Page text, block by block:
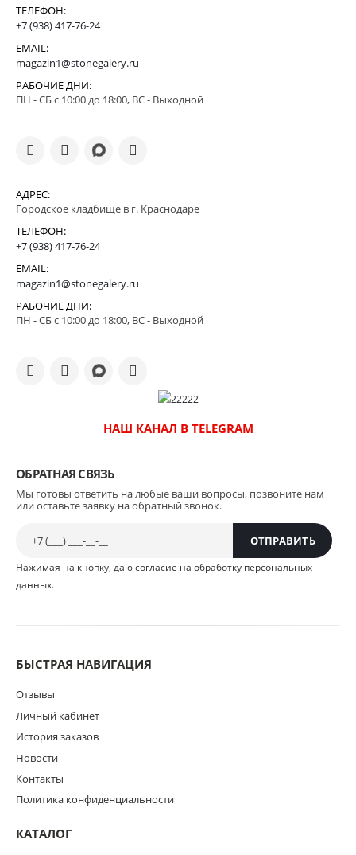
ТЕЛЕФОН:
+7 (938) 417-76-24
EMAIL:
magazin1@stonegalery.ru
РАБОЧИЕ ДНИ:
ПН - СБ с 10:00 до 18:00, ВС - Выходной
АДРЕС:
Городское кладбище в г. Краснодаре
ТЕЛЕФОН:
+7 (938) 417-76-24
EMAIL:
magazin1@stonegalery.ru
РАБОЧИЕ ДНИ:
ПН - СБ с 10:00 до 18:00, ВС - Выходной
НАШ КАНАЛ В TELEGRAM
ОБРАТНАЯ СВЯЗЬ
Мы готовы ответить на любые ваши вопросы, позвоните нам
или оставьте заявку на обратный звонок.
Нажимая на кнопку, даю согласие на обработку персональных
данных.
БЫСТРАЯ НАВИГАЦИЯ
Отзывы
Личный кабинет
История заказов
Новости
Контакты
Политика конфиденциальности
КАТАЛОГ